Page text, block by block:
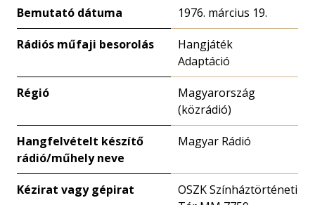
Bemutató dátuma 1976. március 19.
Rádiós műfaji besorolás
Hangjáték
Adaptáció
Régió
Magyarország
(közrádió)
Hangfelvételt készítő
rádió/műhely neve
Magyar Rádió
Kézirat vagy gépirat
OSZK Színháztörténeti